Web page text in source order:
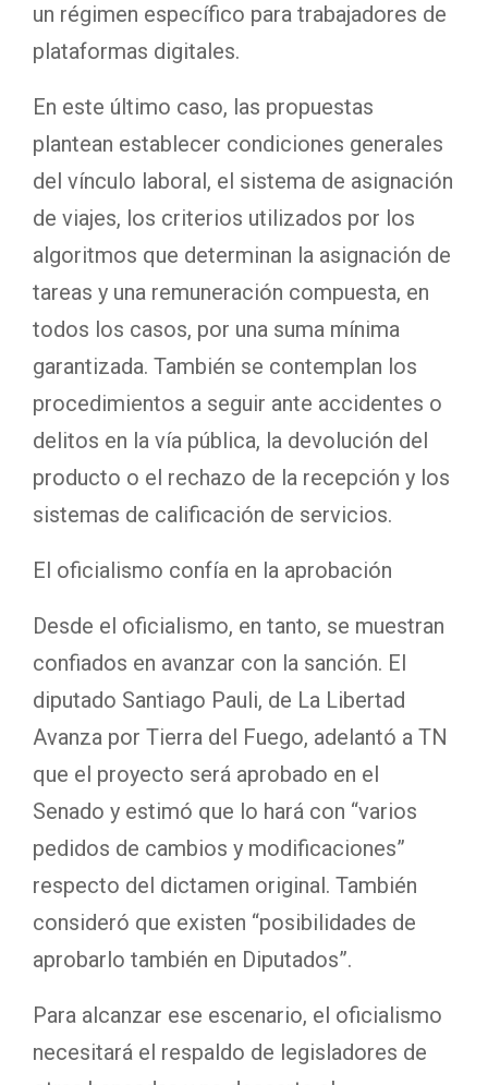
un régimen específico para trabajadores de
plataformas digitales.
En este último caso, las propuestas
plantean establecer condiciones generales
del vínculo laboral, el sistema de asignación
de viajes, los criterios utilizados por los
algoritmos que determinan la asignación de
tareas y una remuneración compuesta, en
todos los casos, por una suma mínima
garantizada. También se contemplan los
procedimientos a seguir ante accidentes o
delitos en la vía pública, la devolución del
producto o el rechazo de la recepción y los
sistemas de calificación de servicios.
El oficialismo confía en la aprobación
Desde el oficialismo, en tanto, se muestran
confiados en avanzar con la sanción. El
diputado Santiago Pauli, de La Libertad
Avanza por Tierra del Fuego, adelantó a TN
que el proyecto será aprobado en el
Senado y estimó que lo hará con “varios
pedidos de cambios y modificaciones”
respecto del dictamen original. También
consideró que existen “posibilidades de
aprobarlo también en Diputados”.
Para alcanzar ese escenario, el oficialismo
necesitará el respaldo de legisladores de